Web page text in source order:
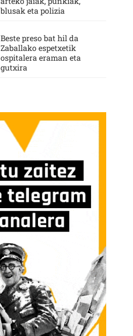
blusak eta polizia
Beste preso bat hil da
Zaballako espetxetik
ospitalera eraman eta
gutxira